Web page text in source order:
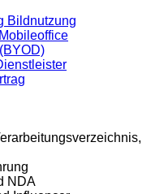
Bildnutzung
NDA